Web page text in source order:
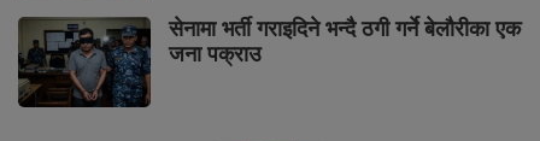
सेनामा भर्ती गराइदिने भन्दै ठगी गर्ने बेलौरीका एक
जना पक्राउ